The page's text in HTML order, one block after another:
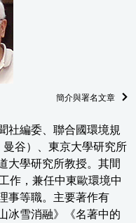
簡介與署名文章
社編委、聯合國環境規
谷）、東京大學研究所
大學研究所教授。其間
作，兼任中東歐環境中
事等職。主要著作有
冰雪消融》《名著中的